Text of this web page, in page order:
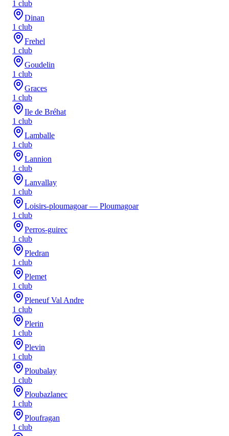
1 club
Dinan
1 club
Frehel
1 club
Goudelin
1 club
Graces
1 club
Ile de Bréhat
1 club
Lamballe
1 club
Lannion
1 club
Lanvallay
1 club
Loisirs-ploumagoar — Ploumagoar
1 club
Perros-guirec
1 club
Pledran
1 club
Plemet
1 club
Pleneuf Val Andre
1 club
Plerin
1 club
Plevin
1 club
Ploubalay
1 club
Ploubazlanec
1 club
Ploufragan
1 club